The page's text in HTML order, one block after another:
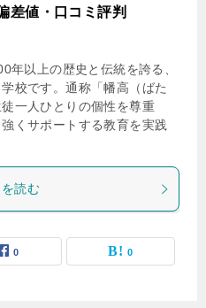
差値・口コミ評判
年以上の歴史と伝統を誇る、
校です。通称「幡高（ばた
一人ひとりの個性を尊重
くサポートする教育を実践
読む
0 0